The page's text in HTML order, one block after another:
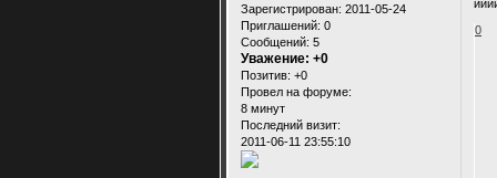
Зарегистрирован: 2011-05-24
Приглашений: 0
Сообщений: 5
Уважение: +0
Позитив: +0
Провел на форуме:
8 минут
Последний визит:
2011-06-11 23:55:10
0